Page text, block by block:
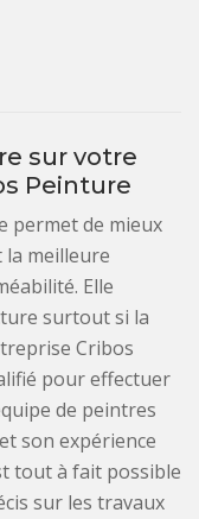
sur votre
Peinture
permet de mieux
la meilleure
Elle
surtout si la
Cribos
pour effectuer
de peintres
son expérience
tout à fait possible
sur les travaux